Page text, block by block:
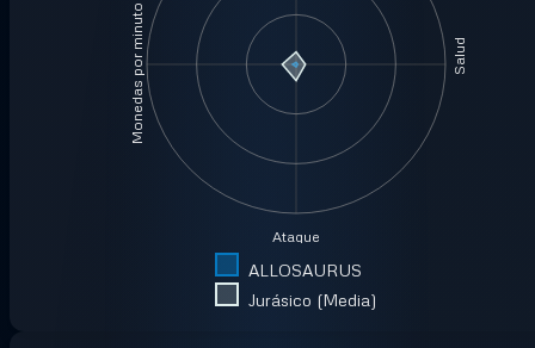
Salud
Ataque
Monedas por minuto
ALLOSAURUS
Jurásico (Media)